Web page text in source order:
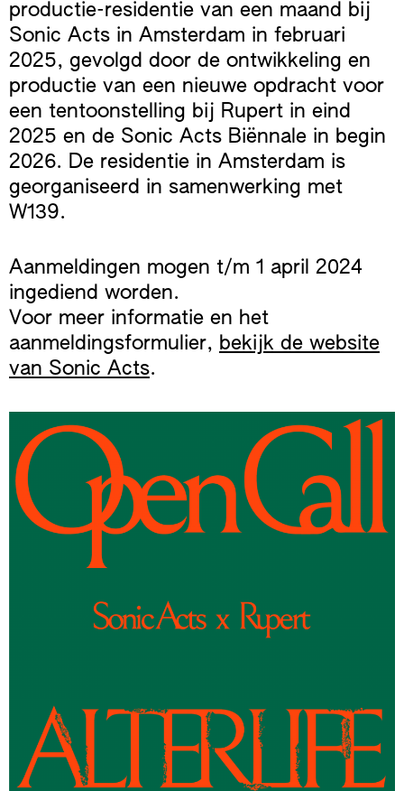
productie-residentie van een maand bij
Sonic Acts in Amsterdam in februari
2025, gevolgd door de ontwikkeling en
productie van een nieuwe opdracht voor
een tentoonstelling bij Rupert in eind
2025 en de Sonic Acts Biënnale in begin
2026. De residentie in Amsterdam is
georganiseerd in samenwerking met
W139.
Aanmeldingen mogen t/m 1 april 2024
ingediend worden.
Voor meer informatie en het
aanmeldingsformulier, bekijk de website
van Sonic Acts.